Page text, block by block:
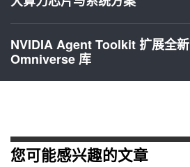
NVIDIA Agent Toolkit 扩展全新
Omniverse 库
您可能感兴趣的文章